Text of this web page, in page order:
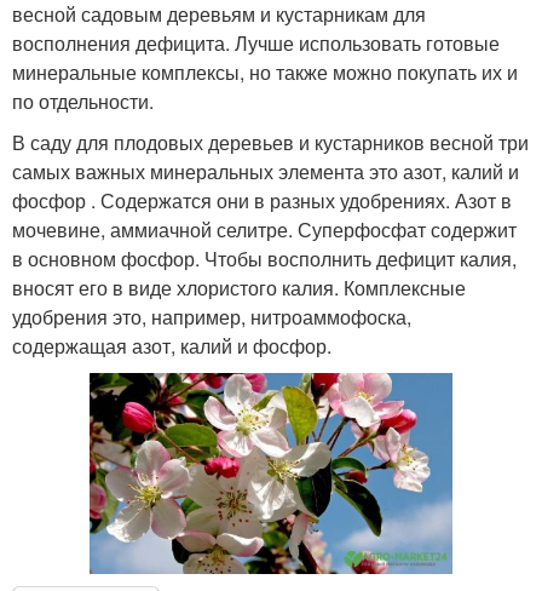
весной садовым деревьям и кустарникам для
восполнения дефицита. Лучше использовать готовые
минеральные комплексы, но также можно покупать их и
по отдельности.
В саду для плодовых деревьев и кустарников весной три
самых важных минеральных элемента это азот, калий и
фосфор . Содержатся они в разных удобрениях. Азот в
мочевине, аммиачной селитре. Суперфосфат содержит
в основном фосфор. Чтобы восполнить дефицит калия,
вносят его в виде хлористого калия. Комплексные
удобрения это, например, нитроаммофоска,
содержащая азот, калий и фосфор.